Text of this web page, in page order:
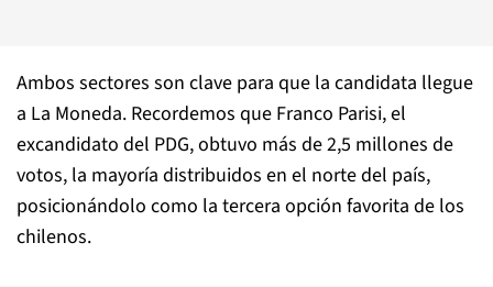
Ambos sectores son clave para que la candidata llegue
a La Moneda. Recordemos que Franco Parisi, el
excandidato del PDG, obtuvo más de 2,5 millones de
votos, la mayoría distribuidos en el norte del país,
posicionándolo como la tercera opción favorita de los
chilenos.